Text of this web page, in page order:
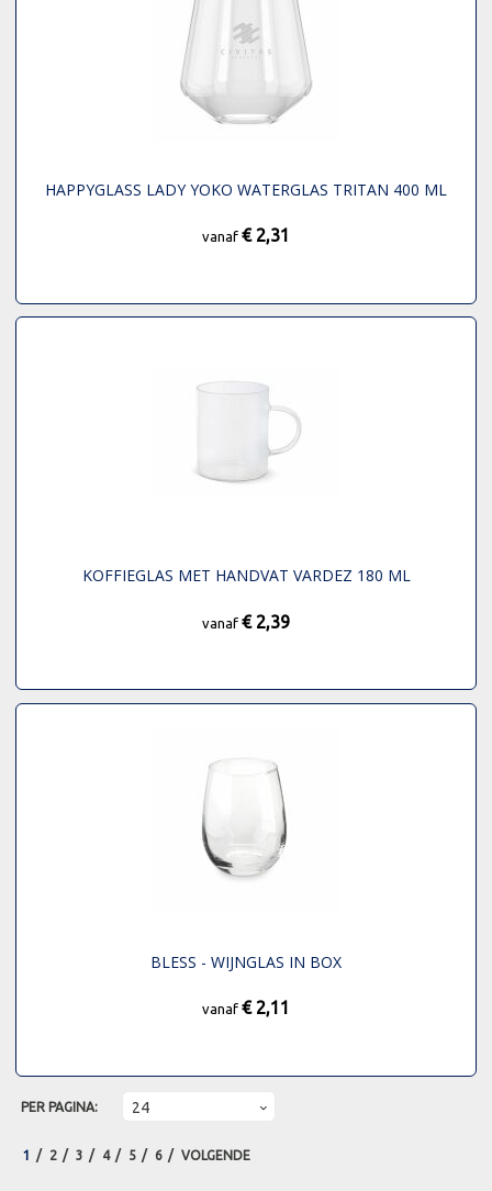
HAPPYGLASS LADY YOKO WATERGLAS TRITAN 400 ML
vanaf € 2,31
KOFFIEGLAS MET HANDVAT VARDEZ 180 ML
vanaf € 2,39
BLESS - WIJNGLAS IN BOX
vanaf € 2,11
PER PAGINA:
1 2 3 4 5 6 VOLGENDE